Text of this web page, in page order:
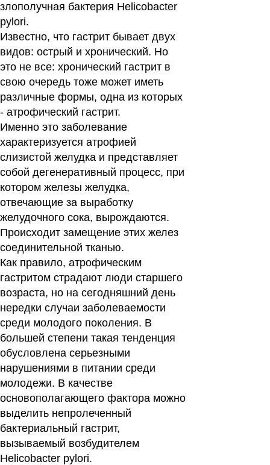
злополучная бактерия Helicobacter
pylori.
Известно, что гастрит бывает двух
видов: острый и хронический. Но
это не все: хронический гастрит в
свою очередь тоже может иметь
различные формы, одна из которых
- атрофический гастрит.
Именно это заболевание
характеризуется атрофией
слизистой желудка и представляет
собой дегенеративный процесс, при
котором железы желудка,
отвечающие за выработку
желудочного сока, вырождаются.
Происходит замещение этих желез
соединительной тканью.
Как правило, атрофическим
гастритом страдают люди старшего
возраста, но на сегодняшний день
нередки случаи заболеваемости
среди молодого поколения. В
большей степени такая тенденция
обусловлена серьезными
нарушениями в питании среди
молодежи. В качестве
основополагающего фактора можно
выделить непролеченный
бактериальный гастрит,
вызываемый возбудителем
Helicobacter pylori.